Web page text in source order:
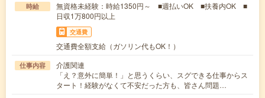
時給
無資格未経験：時給1350円～ ■週払いOK ■扶養内OK ■
日収1万800円以上
交通費
交通費全額支給（ガソリン代もOK！）
仕事内容
介護関連
「え？意外に簡単！」と思うくらい、スグできる仕事からス
タート！経験がなくて不安だった方も、皆さん問題…